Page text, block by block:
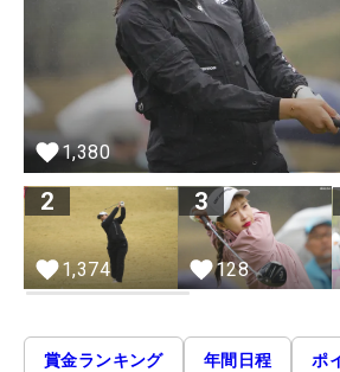
1,380
2
1,374
3
128
賞金ランキング 年間日程 ポ